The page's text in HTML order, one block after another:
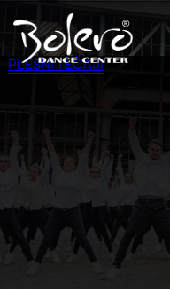
PLESNI TEČAJI